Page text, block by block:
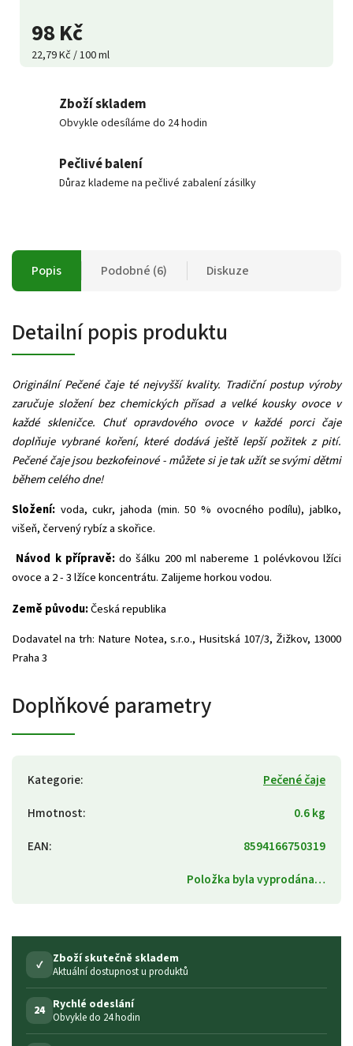
98 Kč
22,79 Kč / 100 ml
Zboží skladem
Obvykle odesíláme do 24 hodin
Pečlivé balení
Důraz klademe na pečlivé zabalení zásilky
Popis Podobné (6) Diskuze
Detailní popis produktu
Originální Pečené čaje té nejvyšší kvality. Tradiční postup výroby
zaručuje složení bez chemických přísad a velké kousky ovoce v
každé skleničce. Chuť opravdového ovoce v každé porci čaje
doplňuje vybrané koření, které dodává ještě lepší požitek z pití.
Pečené čaje jsou bezkofeinové - můžete si je tak užít se svými dětmi
během celého dne!
Složení: voda, cukr, jahoda (min. 50 % ovocného podílu), jablko,
višeň, červený rybíz a skořice.
Návod k přípravě:do šálku 200 ml nabereme 1 polévkovou lžíci
ovoce a 2 - 3 lžíce koncentrátu. Zalijeme horkou vodou.
Země původu:Česká republika
Dodavatel na trh: Nature Notea, s.r.o., Husitská 107/3, Žižkov, 13000
Praha 3
Doplňkové parametry
Kategorie:
Pečené čaje
Hmotnost:
0.6 kg
EAN:
8594166750319
Položka byla vyprodána…
✓ Zboží skutečně skladem
Aktuální dostupnost u produktů
24 Rychlé odeslání
Obvykle do 24 hodin